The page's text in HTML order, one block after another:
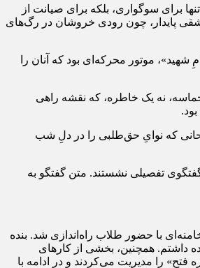
برای سوگواری، بلکه برای صیانت از
پایدار، چون رودی خروشان در رگ‌های
موتور محرکه‌ای بود که آنان را
حماسه، نه یک خاطره، که نقشه راهی
که نوایِ حق‌طلبی را در دلِ شب
تفصیلی نشستند. متن گفتگو به
با حضور طلاب راه‌اندازی شد. بنده
داشتم. همچنین، بخشی از کارهای
را مدیریت می‌کردند و در ادامه با